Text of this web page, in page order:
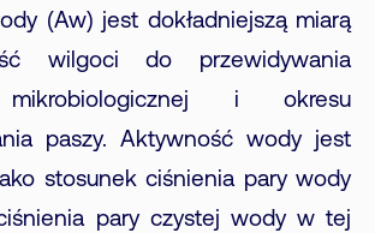
(Aw) jest dokładniejszą miarą
wilgoci do przewidywania
mikrobiologicznej i okresu
paszy. Aktywność wody jest
stosunek ciśnienia pary wody
pary czystej wody w tej